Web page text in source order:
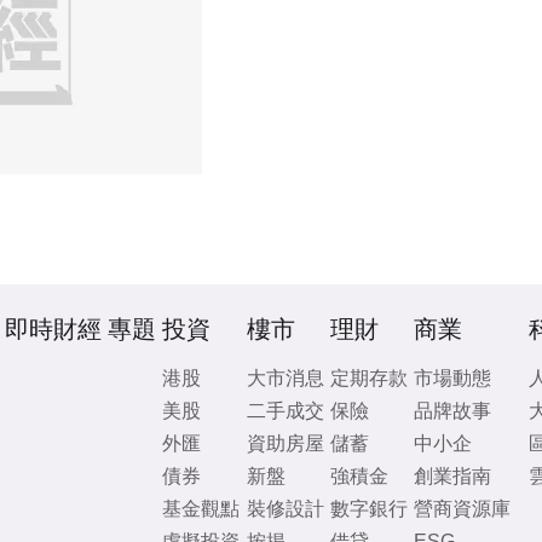
即時財經 專題 投資
港股
美股
外匯
債券
基金觀點
樓市
大市消息
二手成交
資助房屋
新盤
裝修設計
理財
定期存款
保險
儲蓄
強積金
數字銀行
商業
市場動態
品牌故事
中小企
創業指南
營商資源庫